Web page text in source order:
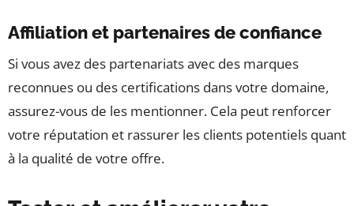
Affiliation et partenaires de confiance
Si vous avez des partenariats avec des marques
reconnues ou des certifications dans votre domaine,
assurez-vous de les mentionner. Cela peut renforcer
votre réputation et rassurer les clients potentiels quant
à la qualité de votre offre.